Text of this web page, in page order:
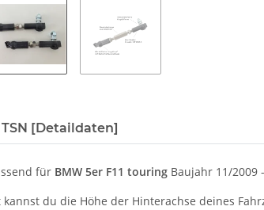
TSN [Detaildaten]
für BMW 5er F11 touring Baujahr 11/2009
du die Höhe der Hinterachse deines